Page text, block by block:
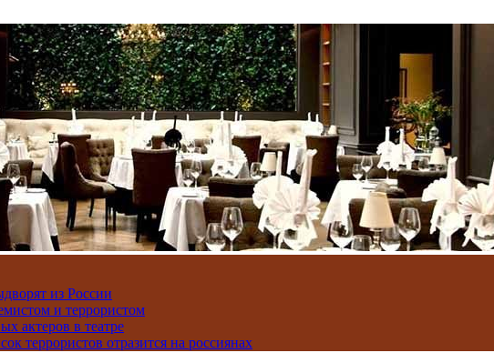
из России
и террористом
актеров в театре
террористов отразится на россиянах